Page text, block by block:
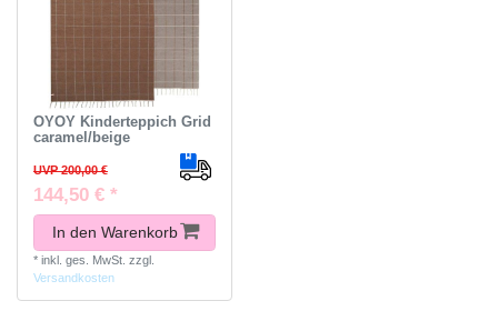
OYOY Kinderteppich Grid
caramel/beige
UVP 200,00 €
144,50 € *
In den Warenkorb
* inkl. ges. MwSt. zzgl.
Versandkosten